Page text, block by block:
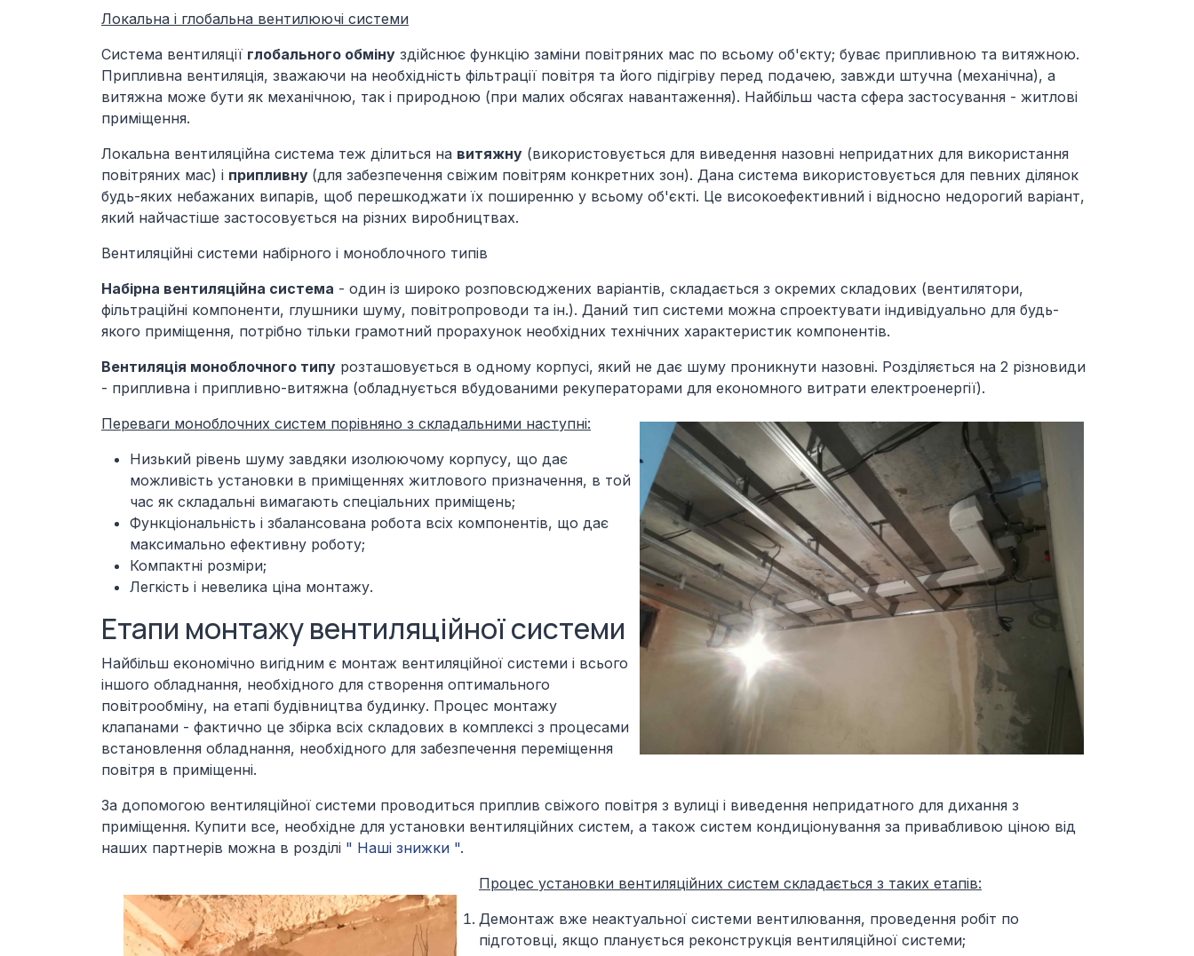
Локальна і глобальна вентилюючі системи
Система вентиляції глобального обміну здійснює функцію заміни повітряних мас по всьому об'єкту; буває припливною та витяжною.
Припливна вентиляція, зважаючи на необхідність фільтрації повітря та його підігріву перед подачею, завжди штучна (механічна), а
витяжна може бути як механічною, так і природною (при малих обсягах навантаження). Найбільш часта сфера застосування - житлові
приміщення.
Локальна вентиляційна система теж ділиться на витяжну (використовується для виведення назовні непридатних для використання
повітряних мас) і припливну (для забезпечення свіжим повітрям конкретних зон). Дана система використовується для певних ділянок
будь-яких небажаних випарів, щоб перешкоджати їх поширенню у всьому об'єкті. Це високоефективний і відносно недорогий варіант,
який найчастіше застосовується на різних виробництвах.
Вентиляційні системи набірного і моноблочного типів
Набірна вентиляційна система - один із широко розповсюджених варіантів, складається з окремих складових (вентилятори,
фільтраційні компоненти, глушники шуму, повітропроводи та ін.). Даний тип системи можна спроектувати індивідуально для будь-
якого приміщення, потрібно тільки грамотний прорахунок необхідних технічних характеристик компонентів.
Вентиляція моноблочного типу розташовується в одному корпусі, який не дає шуму проникнути назовні. Розділяється на 2 різновиди
- припливна і припливно-витяжна (обладнується вбудованими рекуператорами для економного витрати електроенергії).
Переваги моноблочних систем порівняно з складальними наступні:
Низький рівень шуму завдяки изолюючому корпусу, що дає
можливість установки в приміщеннях житлового призначення, в той
час як складальні вимагають спеціальних приміщень;
Функціональність і збалансована робота всіх компонентів, що дає
максимально ефективну роботу;
Компактні розміри;
Легкість і невелика ціна монтажу.
Етапи монтажу вентиляційної системи
Найбільш економічно вигідним є монтаж вентиляційної системи і всього
іншого обладнання, необхідного для створення оптимального
повітрообміну, на етапі будівництва будинку. Процес монтажу
клапанами - фактично це збірка всіх складових в комплексі з процесами
встановлення обладнання, необхідного для забезпечення переміщення
повітря в приміщенні.
За допомогою вентиляційної системи проводиться приплив свіжого повітря з вулиці і виведення непридатного для дихання з
приміщення. Купити все, необхідне для установки вентиляційних систем, а також систем кондиціонування за привабливою ціною від
наших партнерів можна в розділі " Наші знижки ".
Процес установки вентиляційних систем складається з таких етапів:
Демонтаж вже неактуальної системи вентилювання, проведення робіт по
підготовці, якщо планується реконструкція вентиляційної системи;